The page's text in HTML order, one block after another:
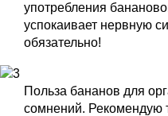
употребления
успокаивает нервную
обязательно!
Польза бананов для
сомнений. Рекомендую